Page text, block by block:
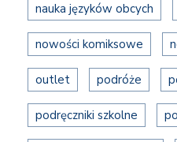
nauka języków obcych
nowości komiksowe
outlet podróże
podręczniki szkolne